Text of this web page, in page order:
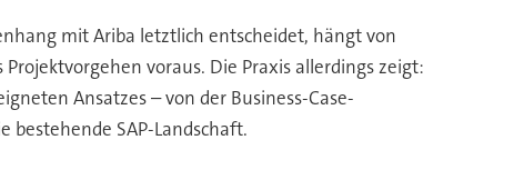
mit Ariba letztlich entscheidet, hängt von
voraus. Die Praxis allerdings zeigt:
Ansatzes – von der Business-Case-
SAP-Landschaft.